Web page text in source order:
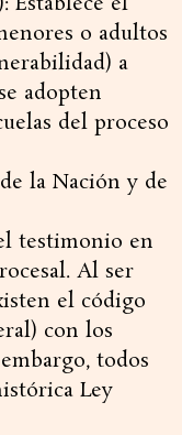
o adultos
a
adopten
del proceso
la Nación y de
testimonio en
Al ser
el código
con los
todos
Ley